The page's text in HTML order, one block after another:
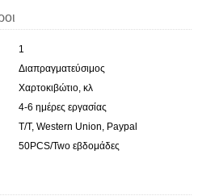
1
Διαπραγματεύσιμος
Χαρτοκιβώτιο, κλ
4-6 ημέρες εργασίας
T/T, Western Union, Paypal
50PCS/Two εβδομάδες